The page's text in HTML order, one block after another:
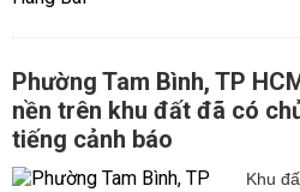
Phường Tam Bình, TP
nền trên khu đất đã có
tiếng cảnh báo
Khu